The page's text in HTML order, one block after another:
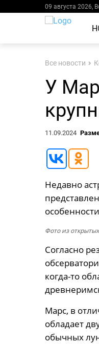
09 августа 2026,
Все новости
У
11.09.2024
Недавно
Фото из
Согласно
когда-то
Марс, в
обладает
обычных